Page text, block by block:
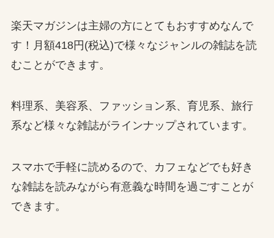
楽天マガジンは主婦の方にとてもおすすめなんで
す！月額418円(税込)で様々なジャンルの雑誌を読
むことができます。
料理系、美容系、ファッション系、育児系、旅行
系など様々な雑誌がラインナップされています。
スマホで手軽に読めるので、カフェなどでも好き
な雑誌を読みながら有意義な時間を過ごすことが
できます。